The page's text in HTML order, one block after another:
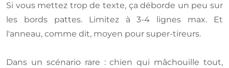
Si vous mettez trop de texte, ça déborde un peu sur
les bords pattes. Limitez à 3-4 lignes max. Et
l'anneau, comme dit, moyen pour super-tireurs.
Dans un scénario rare : chien qui mâchouille tout,